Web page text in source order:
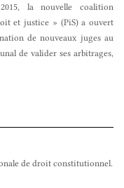
la nouvelle coalition
et justice » (PiS) a ouvert
de nouveaux juges au
de valider ses arbitrages,
de droit constitutionnel.